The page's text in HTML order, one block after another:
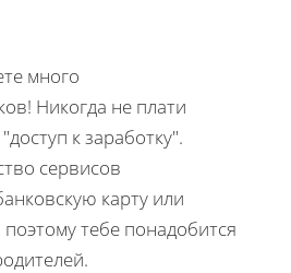
много
Никогда не плати
к заработку".
сервисов
карту или
поэтому тебе понадобится